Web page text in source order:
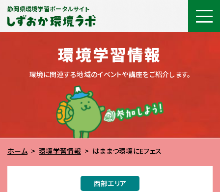
静岡県環境学習ポータルサイト
環境学習情報
環境に関連する地域のイベントや講座をご紹介します。
ホーム 環境学習情報 はままつ環境にEフェス
西部エリア